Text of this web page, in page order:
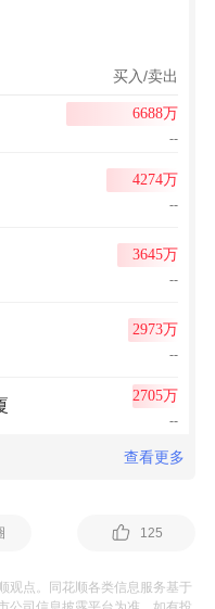
买入/卖出
6688万
--
4274万
--
3645万
--
2973万
--
2705万
--
查看更多
125
观点。同花顺各类信息服务基于